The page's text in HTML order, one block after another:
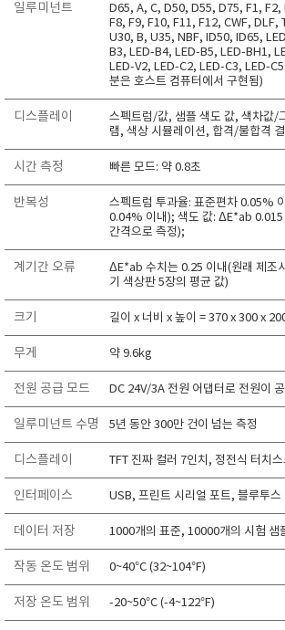
일루미넌트
D65, A, C, D50, D55, D75, F1, F2,
F8, F9, F10, F11, F12, CWF, DLF,
U30, B, U35, NBF, ID50, ID65,
B3, LED-B4, LED-B5, LED-BH1,
LED-V2, LED-C2, LED-C3, LED-
분은 호스트 컴퓨터에서 구현됨)
디스플레이
스펙트럼/값, 샘플 색도 값, 색차값/
램, 색상 시뮬레이션, 합격/불합격
시간 측정 빠른 모드: 약 0.8초
반복성
스펙트럼 투과율: 표준편차 0.05%
0.04% 이내); 색도 값: ΔE*ab 0.015
간격으로 측정);
계기간 오류
ΔE*ab 수치는 0.25 이내(원래 제조
기 색상판 5장의 평균 값)
크기 길이 x 너비 x 높이 = 370 x 300 x
무게 약 9.6kg
전원 공급 모드 DC 24V/3A 전원 어댑터로 전원이
일루미넌트 수명 5년 동안 300만 건이 넘는 측정
디스플레이 TFT 진짜 컬러 7인치, 정전식 터치스
인터페이스 USB, 프린트 시리얼 포트, 블루투스
데이터 저장 1000개의 표준, 10000개의 시험 샘
작동 온도 범위 0~40°C (32~104°F)
저장 온도 범위 -20~50°C (-4~122°F)